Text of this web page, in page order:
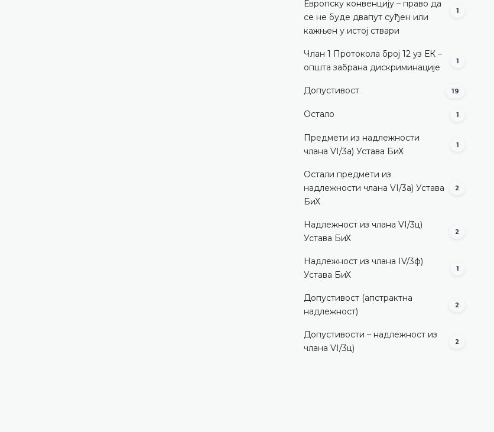
Европску конвенцију – право да
се не буде двапут суђен или
кажњен у истој ствари
1
Члан 1 Протокола број 12 уз ЕК –
општа забрана дискриминације
1
Допустивост 19
Остало 1
Предмети из надлежности
члана VI/3а) Устава БиХ
1
Остали предмети из
надлежности члана VI/3а) Устава
БиХ
2
Надлежност из члана VI/3ц)
Устава БиХ
2
Надлежност из члана IV/3ф)
Устава БиХ
1
Допустивост (aпстрактна
надлежност)
2
Допустивости – надлежност из
члана VI/3ц)
2